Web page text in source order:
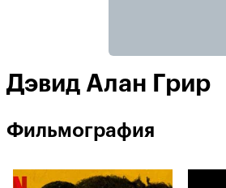
Дэвид Алан Грир
Фильмография